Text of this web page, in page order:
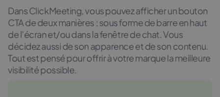
Dans ClickMeeting, vous pouvez afficher un bouton
CTA de deux manières : sous forme de barre en haut
de l’écran et/ou dans la fenêtre de chat. Vous
décidez aussi de son apparence et de son contenu.
Tout est pensé pour offrir à votre marque la meilleure
visibilité possible.